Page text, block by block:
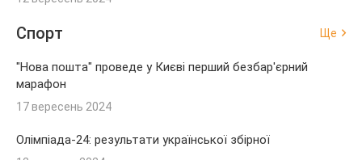
Спорт Ще
"Нова пошта" проведе у Києві перший безбар'єрний
марафон
17 вересень 2024
Олімпіада-24: результати української збірної